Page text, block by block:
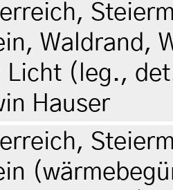
Waldrand,
Licht (leg.,
Hauser